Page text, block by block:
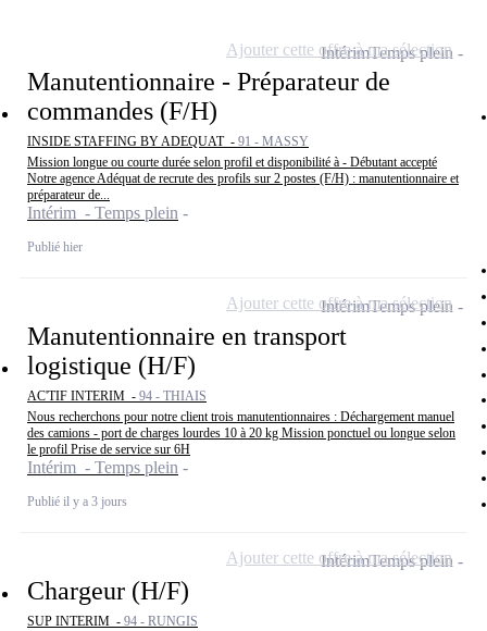
Manutentionnaire - Préparateur de
commandes (F/H)
INSIDE STAFFING BY ADEQUAT - 91 - MASSY
Mission longue ou courte durée selon profil et disponibilité à - Débutant accepté
Notre agence Adéquat de recrute des profils sur 2 postes (F/H) : manutentionnaire et
préparateur de...
Intérim - Temps plein
Publié hier
IntérimTemps plein
Ajouter cette offre à ma sélection
Manutentionnaire en transport
logistique (H/F)
AC'TIF INTERIM - 94 - THIAIS
Nous recherchons pour notre client trois manutentionnaires : Déchargement manuel
des camions - port de charges lourdes 10 à 20 kg Mission ponctuel ou longue selon
le profil Prise de service sur 6H
Intérim - Temps plein
Publié il y a 3 jours
IntérimTemps plein
Ajouter cette offre à ma sélection
Chargeur (H/F)
SUP INTERIM - 94 - RUNGIS
IntérimTemps plein
Ajouter cette offre à ma sélection